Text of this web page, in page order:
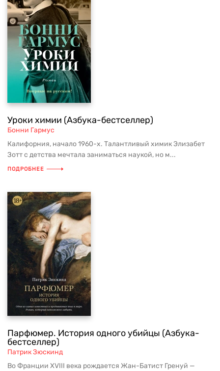
Уроки химии (Азбука-бестселлер)
Бонни Гармус
Калифорния, начало 1960-х. Талантливый химик Элизабет
Зотт с детства мечтала заниматься наукой, но м...
ПОДРОБНЕЕ
Парфюмер. История одного убийцы (Азбука-
бестселлер)
Патрик Зюскинд
Во Франции XVIII века рождается Жан-Батист Гренуй —